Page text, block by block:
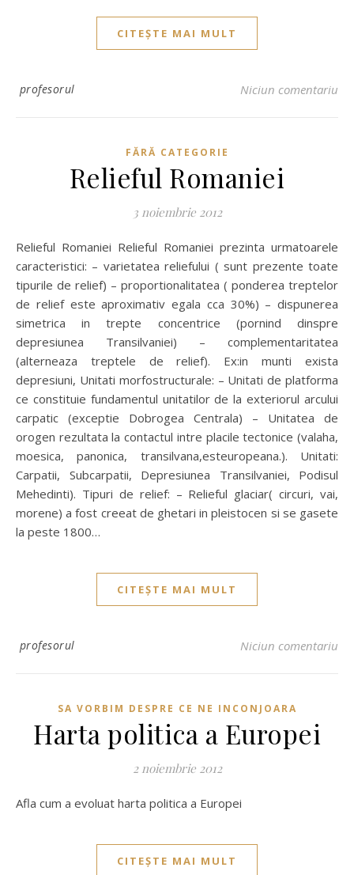
CITEȘTE MAI MULT
profesorul Niciun comentariu
FĂRĂ CATEGORIE
Relieful Romaniei
3 noiembrie 2012
Relieful Romaniei Relieful Romaniei prezinta urmatoarele
caracteristici: – varietatea reliefului ( sunt prezente toate
tipurile de relief) – proportionalitatea ( ponderea treptelor
de relief este aproximativ egala cca 30%) – dispunerea
simetrica in trepte concentrice (pornind dinspre
depresiunea Transilvaniei) – complementaritatea
(alterneaza treptele de relief). Ex:in munti exista
depresiuni, Unitati morfostructurale: – Unitati de platforma
ce constituie fundamentul unitatilor de la exteriorul arcului
carpatic (exceptie Dobrogea Centrala) – Unitatea de
orogen rezultata la contactul intre placile tectonice (valaha,
moesica, panonica, transilvana,esteuropeana.). Unitati:
Carpatii, Subcarpatii, Depresiunea Transilvaniei, Podisul
Mehedinti). Tipuri de relief: – Relieful glaciar( circuri, vai,
morene) a fost creeat de ghetari in pleistocen si se gasete
la peste 1800…
CITEȘTE MAI MULT
profesorul Niciun comentariu
SA VORBIM DESPRE CE NE INCONJOARA
Harta politica a Europei
2 noiembrie 2012
Afla cum a evoluat harta politica a Europei
CITEȘTE MAI MULT